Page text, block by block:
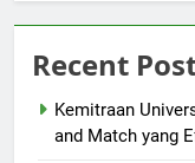
Recent
Kemitraan
and Match yang